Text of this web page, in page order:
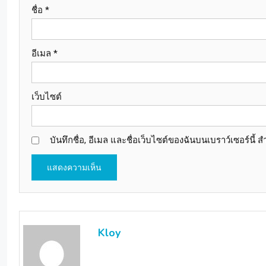
ชื่อ *
อีเมล *
เว็บไซต์
บันทึกชื่อ, อีเมล และชื่อเว็บไซต์ของฉันบนเบราว์เซอร์นี้
Kloy